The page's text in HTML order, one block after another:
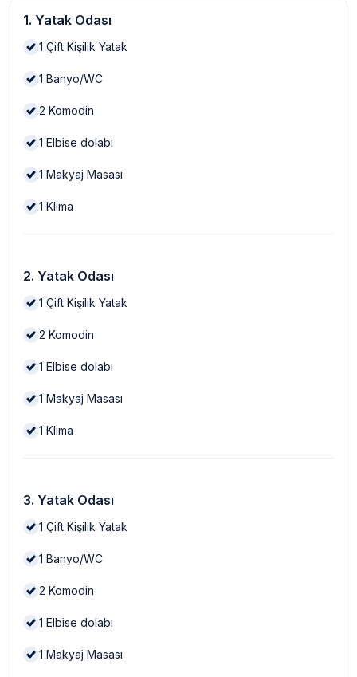
1. Yatak Odası
1 Çift Kişilik Yatak
1 Banyo/WC
2 Komodin
1 Elbise dolabı
1 Makyaj Masası
1 Klima
2. Yatak Odası
1 Çift Kişilik Yatak
2 Komodin
1 Elbise dolabı
1 Makyaj Masası
1 Klima
3. Yatak Odası
1 Çift Kişilik Yatak
1 Banyo/WC
2 Komodin
1 Elbise dolabı
1 Makyaj Masası